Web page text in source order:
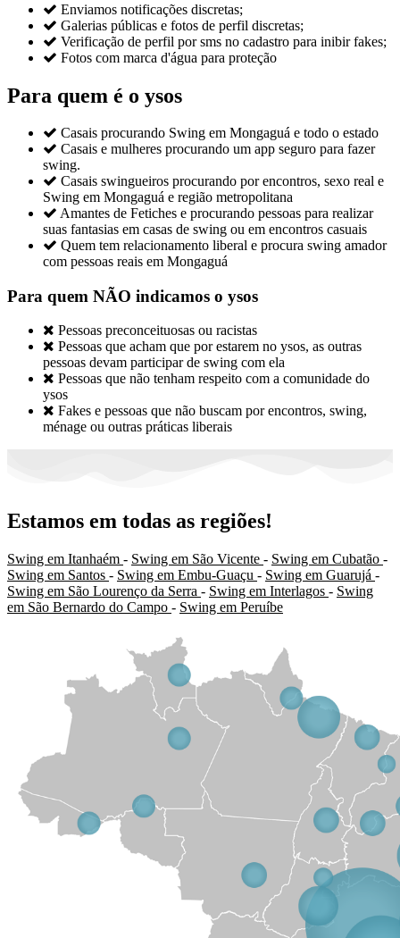
 Enviamos notificações discretas;
 Galerias públicas e fotos de perfil discretas;
 Verificação de perfil por sms no cadastro para inibir fakes;
 Fotos com marca d'água para proteção
Para quem é o ysos
 Casais procurando Swing em Mongaguá e todo o estado
 Casais e mulheres procurando um app seguro para fazer
swing.
 Casais swingueiros procurando por encontros, sexo real e
Swing em Mongaguá e região metropolitana
 Amantes de Fetiches e procurando pessoas para realizar
suas fantasias em casas de swing ou em encontros casuais
 Quem tem relacionamento liberal e procura swing amador
com pessoas reais em Mongaguá
Para quem NÃO indicamos o ysos
 Pessoas preconceituosas ou racistas
 Pessoas que acham que por estarem no ysos, as outras
pessoas devam participar de swing com ela
 Pessoas que não tenham respeito com a comunidade do
ysos
 Fakes e pessoas que não buscam por encontros, swing,
ménage ou outras práticas liberais
Estamos em todas as regiões!
Swing em Itanhaém - Swing em São Vicente - Swing em Cubatão -
Swing em Santos - Swing em Embu-Guaçu - Swing em Guarujá -
Swing em São Lourenço da Serra - Swing em Interlagos - Swing
em São Bernardo do Campo - Swing em Peruíbe